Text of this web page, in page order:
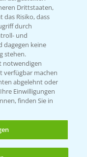
Drittstaaten,
das Risiko, dass
durch
und
dagegen keine
stehen.
notwendigen
verfügbar machen
abgelehnt oder
Einwilligungen
finden Sie in